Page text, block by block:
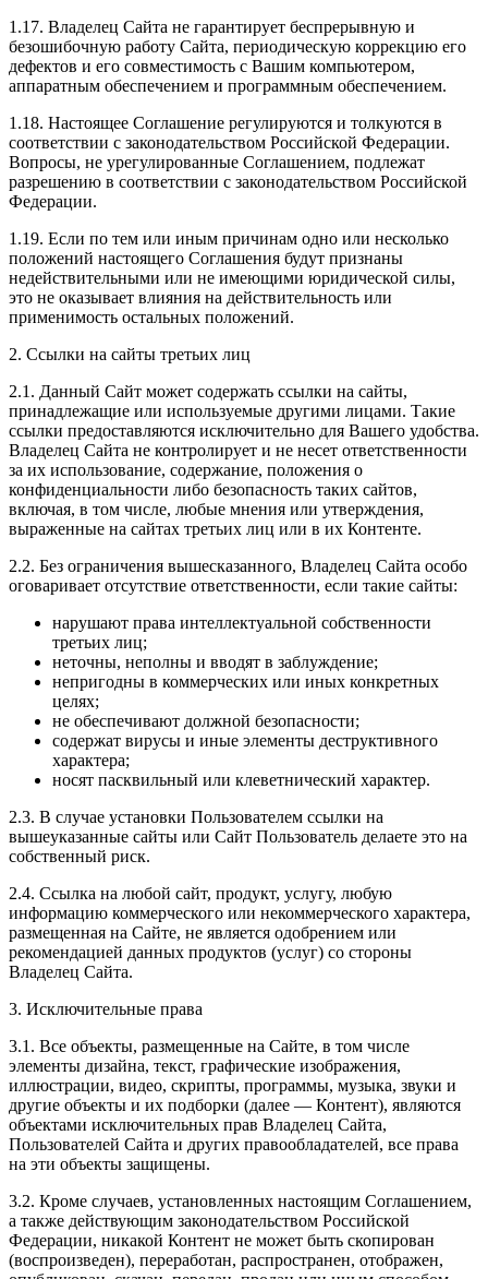
1.17. Владелец Сайта не гарантирует беспрерывную и
безошибочную работу Сайта, периодическую коррекцию его
дефектов и его совместимость с Вашим компьютером,
аппаратным обеспечением и программным обеспечением.
1.18. Настоящее Соглашение регулируются и толкуются в
соответствии с законодательством Российской Федерации.
Вопросы, не урегулированные Соглашением, подлежат
разрешению в соответствии с законодательством Российской
Федерации.
1.19. Если по тем или иным причинам одно или несколько
положений настоящего Соглашения будут признаны
недействительными или не имеющими юридической силы,
это не оказывает влияния на действительность или
применимость остальных положений.
2. Ссылки на сайты третьих лиц
2.1. Данный Сайт может содержать ссылки на сайты,
принадлежащие или используемые другими лицами. Такие
ссылки предоставляются исключительно для Вашего удобства.
Владелец Сайта не контролирует и не несет ответственности
за их использование, содержание, положения о
конфиденциальности либо безопасность таких сайтов,
включая, в том числе, любые мнения или утверждения,
выраженные на сайтах третьих лиц или в их Контенте.
2.2. Без ограничения вышесказанного, Владелец Сайта особо
оговаривает отсутствие ответственности, если такие сайты:
нарушают права интеллектуальной собственности
третьих лиц;
неточны, неполны и вводят в заблуждение;
непригодны в коммерческих или иных конкретных
целях;
не обеспечивают должной безопасности;
содержат вирусы и иные элементы деструктивного
характера;
носят пасквильный или клеветнический характер.
2.3. В случае установки Пользователем ссылки на
вышеуказанные сайты или Сайт Пользователь делаете это на
собственный риск.
2.4. Ссылка на любой сайт, продукт, услугу, любую
информацию коммерческого или некоммерческого характера,
размещенная на Сайте, не является одобрением или
рекомендацией данных продуктов (услуг) со стороны
Владелец Сайта.
3. Исключительные права
3.1. Все объекты, размещенные на Сайте, в том числе
элементы дизайна, текст, графические изображения,
иллюстрации, видео, скрипты, программы, музыка, звуки и
другие объекты и их подборки (далее — Контент), являются
объектами исключительных прав Владелец Сайта,
Пользователей Сайта и других правообладателей, все права
на эти объекты защищены.
3.2. Кроме случаев, установленных настоящим Соглашением,
а также действующим законодательством Российской
Федерации, никакой Контент не может быть скопирован
(воспроизведен), переработан, распространен, отображен,